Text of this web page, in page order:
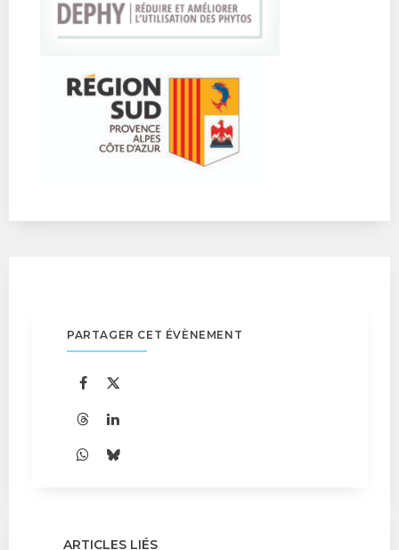
PARTAGER CET ÉVÈNEMENT
ARTICLES LIÉS